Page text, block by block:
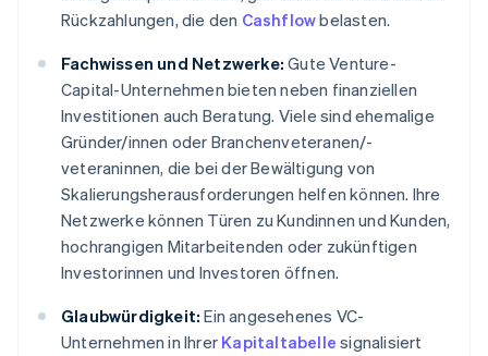
Rückzahlungen, die den Cashflowbelasten.
Fachwissen und Netzwerke: Gute Venture-
Capital-Unternehmen bieten neben finanziellen
Investitionen auch Beratung. Viele sind ehemalige
Gründer/innen oder Branchenveteranen/-
veteraninnen, die bei der Bewältigung von
Skalierungsherausforderungen helfen können. Ihre
Netzwerke können Türen zu Kundinnen und Kunden,
hochrangigen Mitarbeitenden oder zukünftigen
Investorinnen und Investoren öffnen.
Glaubwürdigkeit: Ein angesehenes VC-
Unternehmen in Ihrer Kapitaltabelle signalisiert